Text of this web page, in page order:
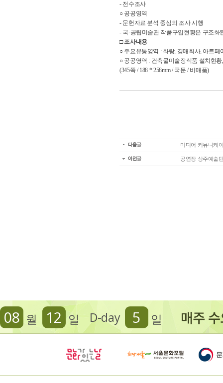
- 전수조사
○ 공공영역
- 문헌자료 분석 중심의 조사 시행
- 국·공립미술관 작품구입현황은 구조
□ 조사내용
○ 주요유통영역 : 화랑, 경매회사, 아트
○ 공공영역 : 건축물미술장식품 설치현
(345쪽 / 188 * 258mm / 국문 / 비매품)
미디어 커뮤니케
공연장 상주예술
D-day 5 일
08 월 12 일